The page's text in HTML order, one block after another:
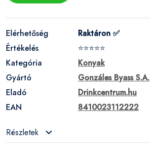
Elérhetőség
Raktáron ✅
Értékelés
⭐⭐⭐⭐⭐
Kategória
Konyak
Gyártó
Gonzáles Byass S.A.
Eladó
Drinkcentrum.hu
EAN
8410023112222
Részletek